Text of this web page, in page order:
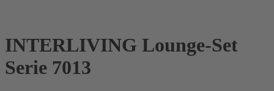
INTERLIVING Lounge-Set
Serie 7013